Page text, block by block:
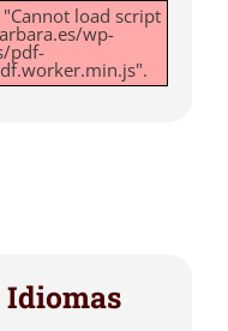
load script
wp-
pdf-